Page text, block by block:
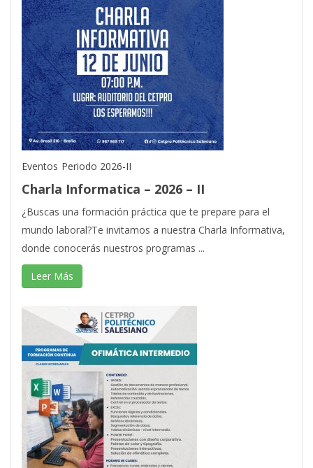
Eventos Periodo 2026-II
Charla Informatica – 2026 – II
¿Buscas una formación práctica que te prepare para el
mundo laboral?Te invitamos a nuestra Charla Informativa,
donde conocerás nuestros programas ...
Leer Más